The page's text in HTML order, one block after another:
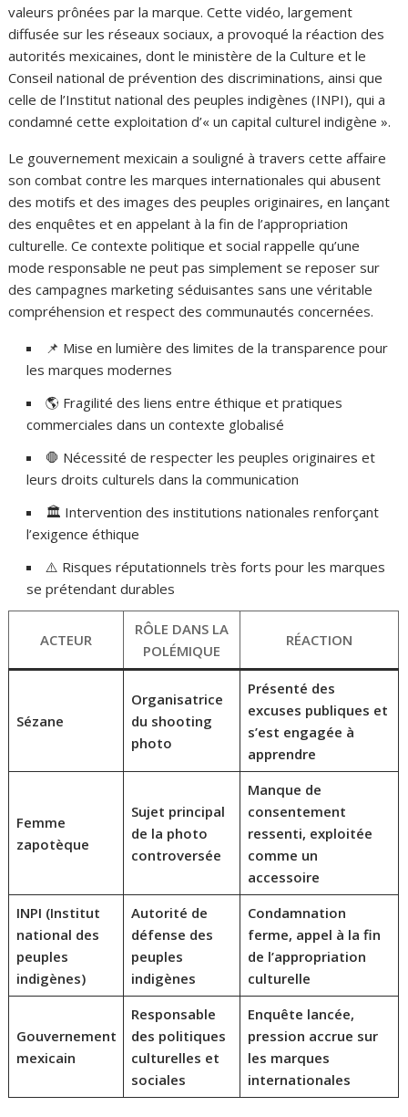
valeurs prônées par la marque. Cette vidéo, largement
diffusée sur les réseaux sociaux, a provoqué la réaction des
autorités mexicaines, dont le ministère de la Culture et le
Conseil national de prévention des discriminations, ainsi que
celle de l’Institut national des peuples indigènes (INPI), qui a
condamné cette exploitation d’« un capital culturel indigène ».
Le gouvernement mexicain a souligné à travers cette affaire
son combat contre les marques internationales qui abusent
des motifs et des images des peuples originaires, en lançant
des enquêtes et en appelant à la fin de l’appropriation
culturelle. Ce contexte politique et social rappelle qu’une
mode responsable ne peut pas simplement se reposer sur
des campagnes marketing séduisantes sans une véritable
compréhension et respect des communautés concernées.
📌 Mise en lumière des limites de la transparence pour
les marques modernes
🌎 Fragilité des liens entre éthique et pratiques
commerciales dans un contexte globalisé
🛑 Nécessité de respecter les peuples originaires et
leurs droits culturels dans la communication
🏛️ Intervention des institutions nationales renforçant
l’exigence éthique
⚠️ Risques réputationnels très forts pour les marques
se prétendant durables
ACTEUR
RÔLE DANS LA
POLÉMIQUE
RÉACTION
Sézane
Organisatrice
du shooting
photo
Présenté des
excuses publiques et
s’est engagée à
apprendre
Femme
zapotèque
Sujet principal
de la photo
controversée
Manque de
consentement
ressenti, exploitée
comme un
accessoire
INPI (Institut
national des
peuples
indigènes)
Autorité de
défense des
peuples
indigènes
Condamnation
ferme, appel à la fin
de l’appropriation
culturelle
Gouvernement
mexicain
Responsable
des politiques
culturelles et
sociales
Enquête lancée,
pression accrue sur
les marques
internationales